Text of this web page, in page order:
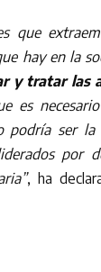
que
hay en la
y tratar las
es
podría ser
por
, ha